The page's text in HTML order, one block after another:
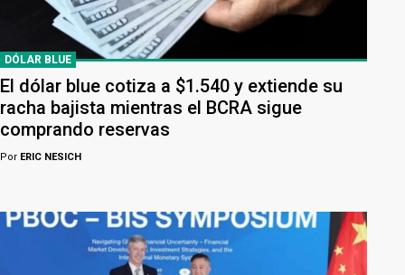
DÓLAR BLUE
El dólar blue cotiza a $1.540 y extiende su
racha bajista mientras el BCRA sigue
comprando reservas
Por ERIC NESICH